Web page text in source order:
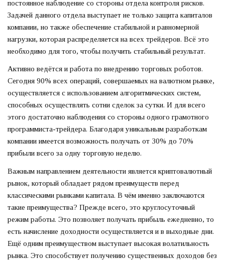
постоянное наблюдение со стороны отдела контроля рисков.
Задачей данного отдела выступает не только защита капиталов
компании, но также обеспечение стабильной и равномерной
нагрузки, которая распределяется на всех трейдеров. Всё это
необходимо для того, чтобы получить стабильный результат.
Активно ведётся и работа по внедрению торговых роботов.
Сегодня 90% всех операций, совершаемых на валютном рынке,
осуществляется с использованием алгоритмических систем,
способных осуществлять сотни сделок за сутки. И для всего
этого достаточно наблюдения со стороны одного грамотного
программиста-трейдера. Благодаря уникальным разработкам
компании имеется возможность получать от 30% до 70%
прибыли всего за одну торговую неделю.
Важным направлением деятельности является криптовалютный
рынок, который обладает рядом преимуществ перед
классическими рынками капитала. В чём именно заключаются
такие преимущества? Прежде всего, это круглосуточный
режим работы. Это позволяет получать прибыль ежедневно, то
есть начисление доходности осуществляется и в выходные дни.
Ещё одним преимуществом выступает высокая волатильность
рынка. Это способствует получению существенных доходов без